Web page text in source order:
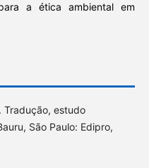
a ética ambiental em
Tradução, estudo
São Paulo: Edipro,